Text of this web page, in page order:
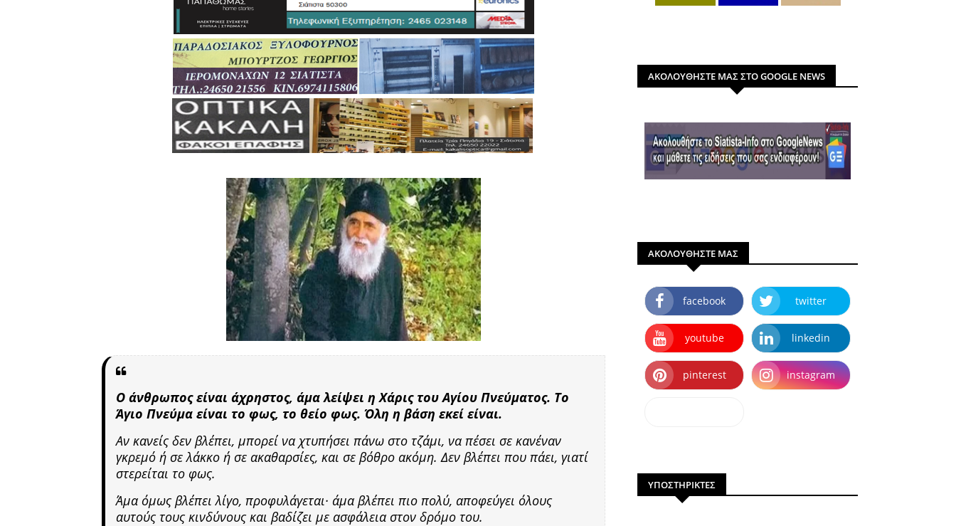
Ο άνθρωπος είναι άχρηστος, άμα λείψει η Χάρις του Αγίου Πνεύματος. Το
Άγιο Πνεύμα είναι το φως, το θείο φως. Όλη η βάση εκεί είναι.
Αν κανείς δεν βλέπει, μπορεί να χτυπήσει πάνω στο τζάμι, να πέσει σε κανέναν
γκρεμό ή σε λάκκο ή σε ακαθαρσίες, και σε βόθρο ακόμη. Δεν βλέπει που πάει, γιατί
στερείται το φως.
Άμα όμως βλέπει λίγο, προφυλάγεται· άμα βλέπει πιο πολύ, αποφεύγει όλους
αυτούς τους κινδύνους και βαδίζει με ασφάλεια στον δρόμο του.
ΑΚΟΛΟΥΘΗΣΤΕ ΜΑΣ ΣΤΟ GOOGLE NEWS
ΑΚΟΛΟΥΘΗΣΤΕ ΜΑΣ
facebook twitter
youtube linkedin
pinterest instagram
ΥΠΟΣΤΗΡΙΚΤΕΣ